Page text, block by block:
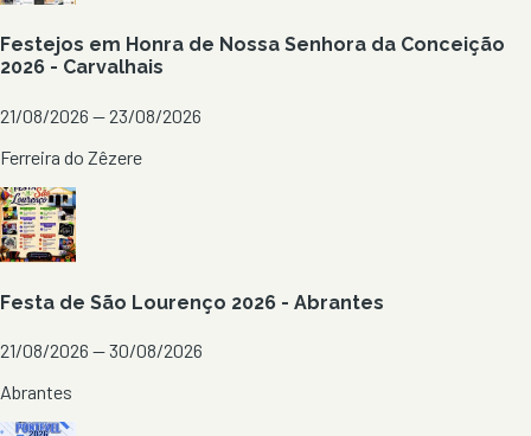
Festejos em Honra de Nossa Senhora da Conceição
2026 - Carvalhais
21/08/2026 — 23/08/2026
Ferreira do Zêzere
Festa de São Lourenço 2026 - Abrantes
21/08/2026 — 30/08/2026
Abrantes